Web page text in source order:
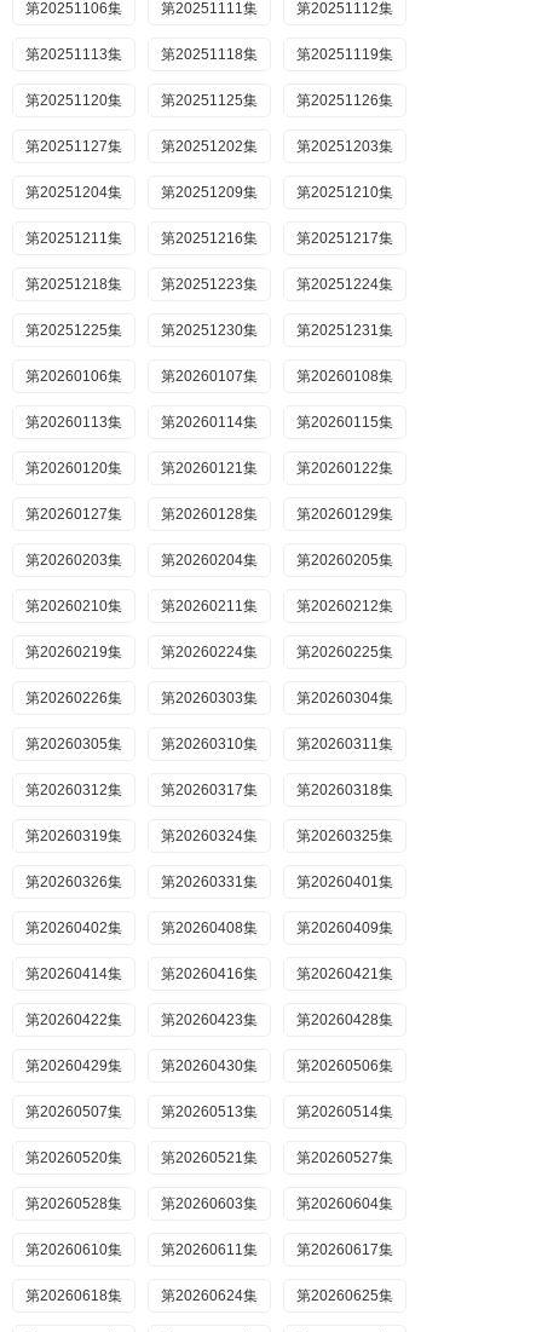
第20251106集 第20251111集 第20251112集
第20251113集 第20251118集 第20251119集
第20251120集 第20251125集 第20251126集
第20251127集 第20251202集 第20251203集
第20251204集 第20251209集 第20251210集
第20251211集 第20251216集 第20251217集
第20251218集 第20251223集 第20251224集
第20251225集 第20251230集 第20251231集
第20260106集 第20260107集 第20260108集
第20260113集 第20260114集 第20260115集
第20260120集 第20260121集 第20260122集
第20260127集 第20260128集 第20260129集
第20260203集 第20260204集 第20260205集
第20260210集 第20260211集 第20260212集
第20260219集 第20260224集 第20260225集
第20260226集 第20260303集 第20260304集
第20260305集 第20260310集 第20260311集
第20260312集 第20260317集 第20260318集
第20260319集 第20260324集 第20260325集
第20260326集 第20260331集 第20260401集
第20260402集 第20260408集 第20260409集
第20260414集 第20260416集 第20260421集
第20260422集 第20260423集 第20260428集
第20260429集 第20260430集 第20260506集
第20260507集 第20260513集 第20260514集
第20260520集 第20260521集 第20260527集
第20260528集 第20260603集 第20260604集
第20260610集 第20260611集 第20260617集
第20260618集 第20260624集 第20260625集